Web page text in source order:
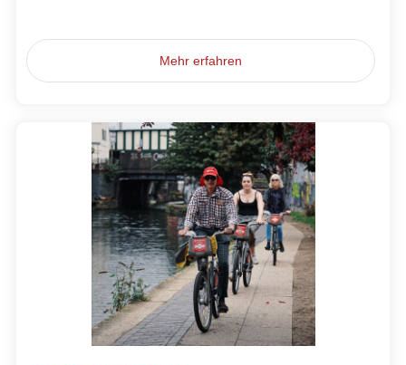
Mehr erfahren